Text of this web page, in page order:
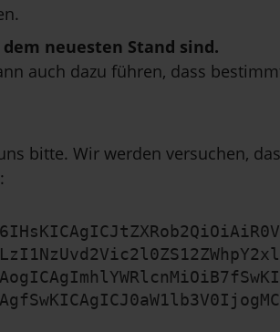
neuesten Stand sind.
auch dazu führen, dass
bitte. Wir werden versuchen,